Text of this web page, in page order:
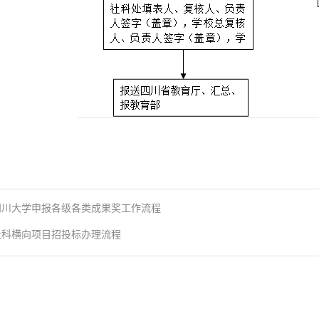
大学申报各级各类成果奖工作流程
横向项目招投标办理流程